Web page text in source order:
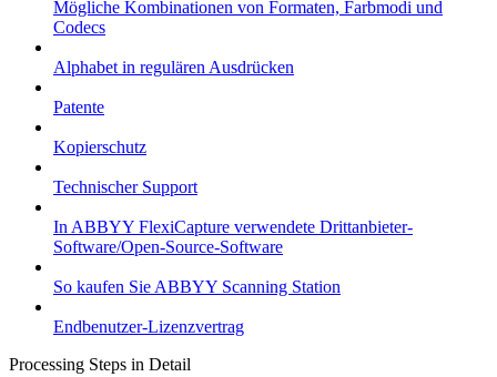
Mögliche Kombinationen von Formaten, Farbmodi und
Codecs
Alphabet in regulären Ausdrücken
Patente
Kopierschutz
Technischer Support
In ABBYY FlexiCapture verwendete Drittanbieter-
Software/Open-Source-Software
So kaufen Sie ABBYY Scanning Station
Endbenutzer-Lizenzvertrag
Processing Steps in Detail